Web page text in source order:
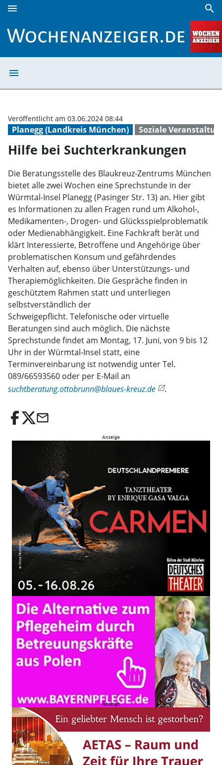
menu search
menu
Planegg (Landkreis München) Soziale
Veröffentlicht am 03.06.2024 08:44
Hilfe bei Suchterkrankungen
Die Beratungsstelle des Blaukreuz-Zentrums München
bietet alle zwei Wochen eine Sprechstunde in der
Würmtal-Insel Planegg (Pasinger Str. 13) an. Hier gibt
es Informationen zu allen Fragen rund um Alkohol-,
Medikamenten-, Drogen- und Glücksspielproblematik
oder Medienabhängigkeit. Eine Fachkraft berät und
klärt Interessierte, Betroffene und Angehörige über
problematischen Konsum und gefährdendes
Verhalten auf, ebenso über Unterstützungs- und
Therapiemöglichkeiten. Die Gespräche finden in
geschütztem Rahmen statt und unterliegen
selbstverständlich der
Schweigepflicht. Telefonische oder virtuelle
Beratungen sind auch möglich. Die nächste
Sprechstunde findet am Montag, 17. Juni, von 9 bis 12
Uhr in der Würmtal-Insel statt, eine
Terminvereinbarung ist notwendig unter Tel.
089/66593560 oder per E-Mail an
suchtberatung.ottobrunn@blaues-kreuz.de
.
email